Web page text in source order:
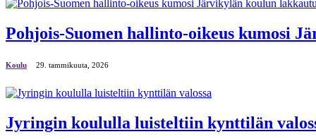
Pohjois-Suomen hallinto-oikeus kumosi
Koulu 29. tammikuuta, 2026
Jyringin koululla luisteltiin kynttilän